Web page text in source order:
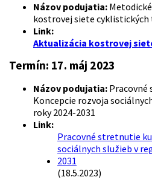
Názov podujatia:
kostrovej siete cyklistických
Link:
Aktualizácia kostrovej
Termín: 17. máj 2023
Názov podujatia:
Koncepcie rozvoja
roky 2024-2031
Link:
Pracovné stretnutie
sociálnych služieb v
2031
(18.5.2023)